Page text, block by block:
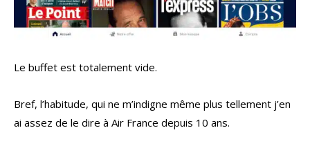
Le buffet est totalement vide.
Bref, l’habitude, qui ne m’indigne même plus tellement j’en
ai assez de le dire à Air France depuis 10 ans.